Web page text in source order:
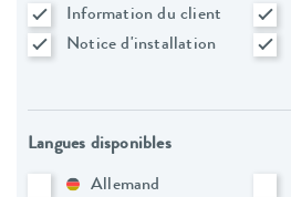
Information du client
Notice d'installation
Langues disponibles
Allemand